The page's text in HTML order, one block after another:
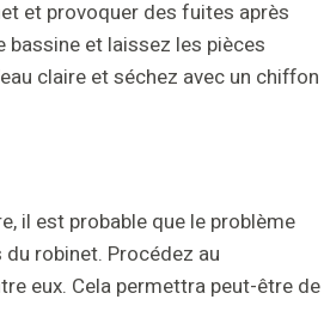
et provoquer des fuites après
et laissez les pièces
claire et séchez avec un chiffon
il est probable que le problème
robinet. Procédez au
eux. Cela permettra peut-être de